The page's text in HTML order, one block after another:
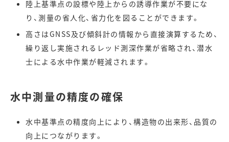
陸上基準点の設標や陸上からの誘導作業が不要にな
り、測量の省人化、省力化を図ることができます。
高さはGNSS及び傾斜計の情報から直接演算するため、
繰り返し実施されるレッド測深作業が省略され、潜水
士による水中作業が軽減されます。
水中測量の精度の確保
水中基準点の精度向上により、構造物の出来形、品質の
向上につながります。